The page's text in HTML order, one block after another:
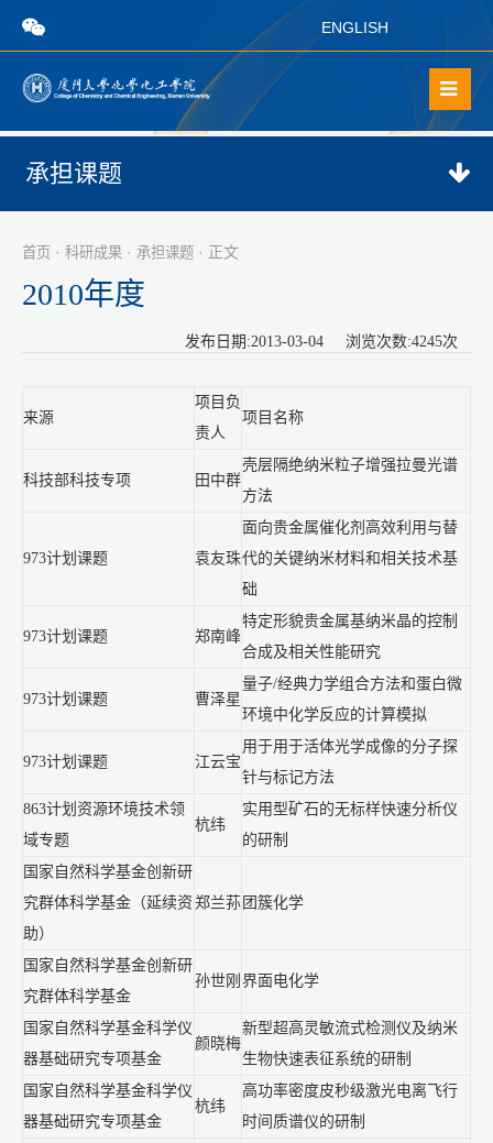
ENGLISH
承担课题
首页 · 科研成果 · 承担课题 · 正文
2010年度
发布日期:2013-03-04 浏览次数:4245次
来源
项目负
责人
项目名称
科技部科技专项 田中群
壳层隔绝纳米粒子增强拉曼光谱
方法
973计划课题 袁友珠
面向贵金属催化剂高效利用与替
代的关键纳米材料和相关技术基
础
973计划课题 郑南峰
特定形貌贵金属基纳米晶的控制
合成及相关性能研究
973计划课题 曹泽星
量子/经典力学组合方法和蛋白微
环境中化学反应的计算模拟
973计划课题 江云宝
用于用于活体光学成像的分子探
针与标记方法
863计划资源环境技术领
域专题
杭纬
实用型矿石的无标样快速分析仪
的研制
国家自然科学基金创新研
究群体科学基金（延续资
助）
郑兰荪 团簇化学
国家自然科学基金创新研
究群体科学基金
孙世刚 界面电化学
国家自然科学基金科学仪
器基础研究专项基金
颜晓梅
新型超高灵敏流式检测仪及纳米
生物快速表征系统的研制
国家自然科学基金科学仪
器基础研究专项基金
杭纬
高功率密度皮秒级激光电离飞行
时间质谱仪的研制